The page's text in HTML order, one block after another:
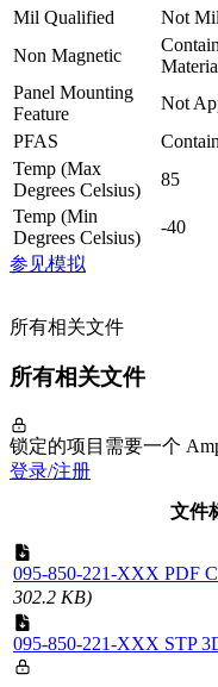
Mil Qualified
Not
Non Magnetic
Panel Mounting
Feature
Not
PFAS
Temp (Max
Degrees Celsius)
85
Temp (Min
Degrees Celsius)
-40
参见模拟
所有相关文件
所有相关文件
锁定的项目需要一个
登录/注册
文件
095-850-221-XXX PDF
302.2 KB)
095-850-221-XXX STP